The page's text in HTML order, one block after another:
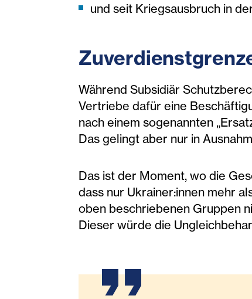
und seit Kriegsausbruch in
Während Subsidiär
Vertriebe dafür eine
nach einem sogenannten
Das gelingt aber nur in
Das ist der Moment, wo die
dass nur Ukrainer:innen mehr
oben beschriebenen Gruppen
Dieser würde die